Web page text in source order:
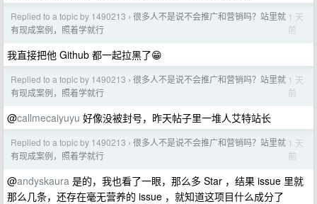
Replied to a topic by 1490213 › 很多人不是说不会推广和营销吗？站里就
有现成案例，照着学就行
1 天
前
我直接把他 Github 都一起拉黑了😁
Replied to a topic by 1490213 › 很多人不是说不会推广和营销吗？站里就
有现成案例，照着学就行
1 天
前
@callmecaiyuyu 好像没被封号，昨天帖子里一堆人艾特站长
Replied to a topic by 1490213 › 很多人不是说不会推广和营销吗？站里就
有现成案例，照着学就行
1 天
前
@andyskaura 是的，我也看了一眼，那么多 Star ，结果 issue 里就
那么几条，还存在毫无营养的 issue ，就知道这项目什么成分了